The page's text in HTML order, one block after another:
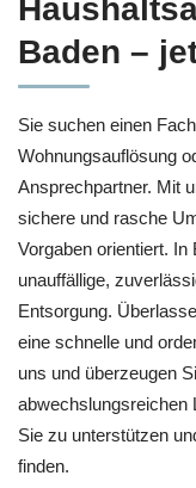
Baden –
Sie suchen einen
Wohnungsauflösung
Ansprechpartner. Mit
sichere und rasche
Vorgaben orientiert.
unauffällige,
Entsorgung.
eine schnelle und
uns und überzeugen
abwechslungsreichen
Sie zu unterstützen
finden.